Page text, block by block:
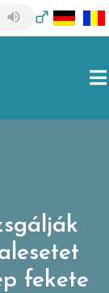
fekete